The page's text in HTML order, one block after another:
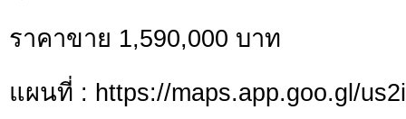
ราคาขาย 1,590,000 บาท
แผนที่ : https://maps.app.goo.gl/